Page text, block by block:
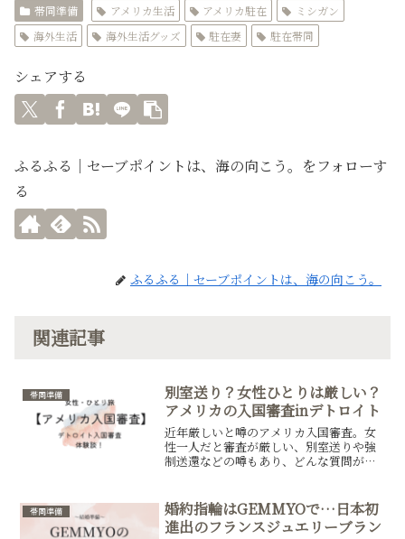
帯同準備 アメリカ生活 アメリカ駐在
ミシガン
海外生活
海外生活グッズ 駐在妻 駐在帯同
シェアする
ふるふる｜セーブポイントは、海の向こう。をフォローす
る
ふるふる｜セーブポイントは、海の向こう。
関連記事
帯同準備
別室送り？女性ひとりは厳しい？
アメリカの入国審査inデトロイト
近年厳しいと噂のアメリカ入国審査。女
性一人だと審査が厳しい、別室送りや強
制送還などの噂もあり、どんな質問が飛
滞在するため、ESTAで入国審査に臨んだ
記録です。
帯同準備
婚約指輪はGEMMYOで…日本初
進出のフランスジュエリーブラン